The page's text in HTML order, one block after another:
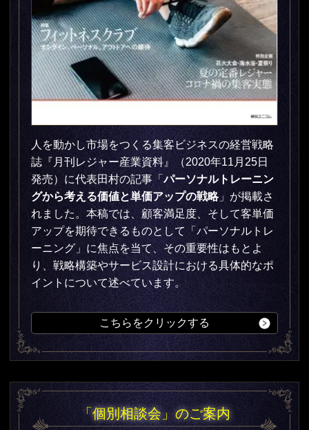
人を動かし市場をつくる集客ビジネスの経営戦略
誌『月刊レジャー産業資料』（2020年11月25日
発売）に代表田村の記事「パーソナルトレーニン
グから考える価値と単価アップの戦略 」が掲載さ
れました。本稿では、顧客満足度、そして客単価
アップを期待できるものとして「パーソナルトレ
ーニング」に焦点を当て、その重要性はもとよ
り、戦略構築やサービス設計における具体的なポ
イントについて述べています。
こちらをクリックする
「個別相談会」のご案内